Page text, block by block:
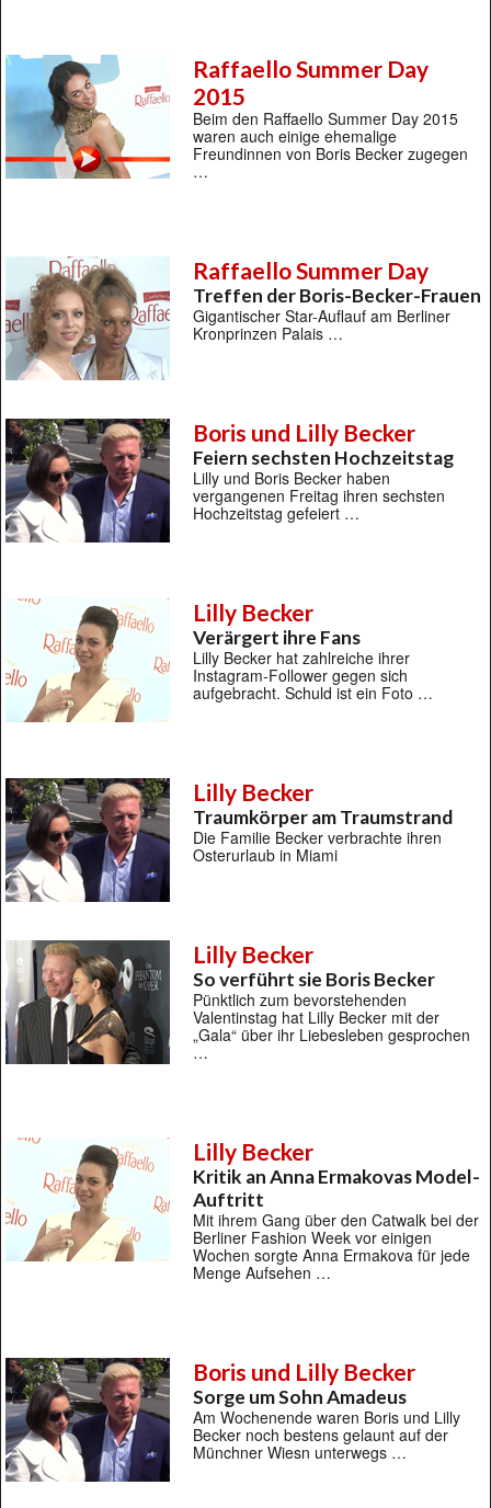
Raffaello Summer Day
2015
Beim den Raffaello Summer Day 2015
waren auch einige ehemalige
Freundinnen von Boris Becker zugegen
…
Raffaello Summer Day
Treffen der Boris-Becker-Frauen
Gigantischer Star-Auflauf am Berliner
Kronprinzen Palais …
Boris und Lilly Becker
Feiern sechsten Hochzeitstag
Lilly und Boris Becker haben
vergangenen Freitag ihren sechsten
Hochzeitstag gefeiert …
Lilly Becker
Verärgert ihre Fans
Lilly Becker hat zahlreiche ihrer
Instagram-Follower gegen sich
aufgebracht. Schuld ist ein Foto …
Lilly Becker
Traumkörper am Traumstrand
Die Familie Becker verbrachte ihren
Osterurlaub in Miami
Lilly Becker
So verführt sie Boris Becker
Pünktlich zum bevorstehenden
Valentinstag hat Lilly Becker mit der
„Gala“ über ihr Liebesleben gesprochen
…
Lilly Becker
Kritik an Anna Ermakovas Model-
Auftritt
Mit ihrem Gang über den Catwalk bei der
Berliner Fashion Week vor einigen
Wochen sorgte Anna Ermakova für jede
Menge Aufsehen …
Boris und Lilly Becker
Sorge um Sohn Amadeus
Am Wochenende waren Boris und Lilly
Becker noch bestens gelaunt auf der
Münchner Wiesn unterwegs …